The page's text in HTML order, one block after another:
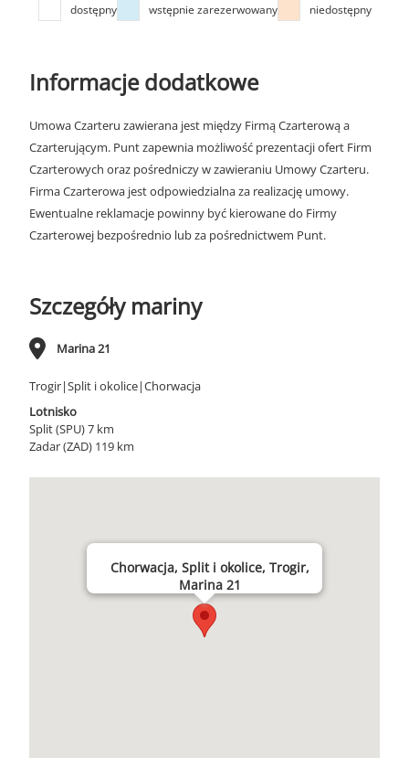
dostępny wstępnie zarezerwowany niedostępny
Informacje dodatkowe
Umowa Czarteru zawierana jest między Firmą Czarterową a
Czarterującym. Punt zapewnia możliwość prezentacji ofert Firm
Czarterowych oraz pośredniczy w zawieraniu Umowy Czarteru.
Firma Czarterowa jest odpowiedzialna za realizację umowy.
Ewentualne reklamacje powinny być kierowane do Firmy
Czarterowej bezpośrednio lub za pośrednictwem Punt.
Szczegóły mariny
Marina 21
Trogir|Split i okolice|Chorwacja
Lotnisko
Split (SPU) 7 km
Zadar (ZAD) 119 km
Chorwacja, Split i okolice, Trogir,
Marina 21